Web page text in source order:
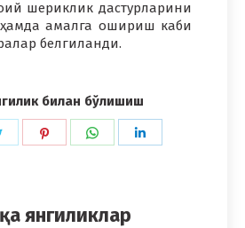
шериклик дастурларини
амалга ошириш каби
белгиланди.
билан бўлишиш
Share
Share
Share
янгиликлар